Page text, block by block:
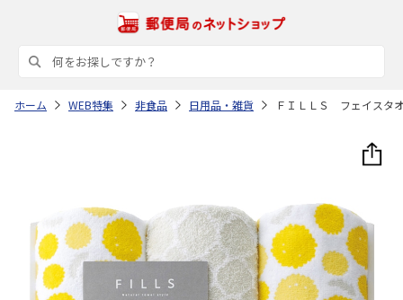
ホーム WEB特集 非食品 日用品・雑貨 ＦＩＬＬＳ フェイスタ